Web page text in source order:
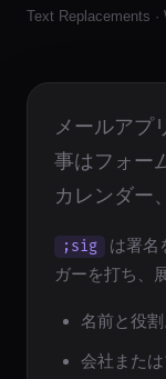
Text Replacements ·
メールアプ
事はフォー
カレンダー
;sig
は署名
ガーを打ち、
名前と役割
会社または